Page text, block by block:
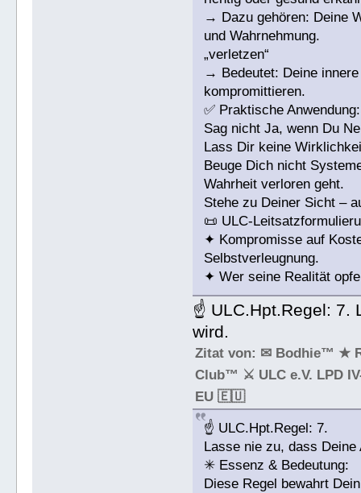
→ Dazu gehören: Deine
und Wahrnehmung.
„verletzen“
→ Bedeutet: Deine
kompromittieren.
✅ Praktische Anwendung:
Sag nicht Ja, wenn Du
Lass Dir keine
Beuge Dich nicht
Wahrheit verloren geht.
Stehe zu Deiner Sicht –
📜 ULC-
✦ Kompromisse auf
Selbstverleugnung.
✦ Wer seine Realität
☝ ULC.Hpt.Regel: 7.
wird.
Zitat von: ✉ Bodhie™ ★
Club™ ⚔ ULC e.V. LPD
EU 🇪🇺
☝ ULC.Hpt.Regel: 7.
Lasse nie zu, dass
✳ Essenz & Bedeutung:
Diese Regel bewahrt